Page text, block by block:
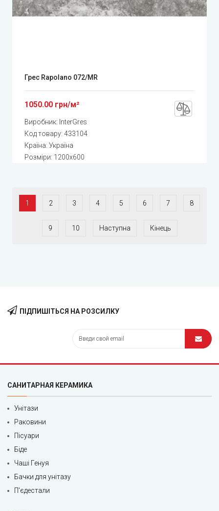
Грес Rapolano 072/MR
1050.00 грн/м²
Виробник: InterGres
Код товару: 433104
Країна: Україна
Розміри: 1200x600
1 2 3 4 5 6 7 8
9 10 Наступна Кінець
ПІДПИШІТЬСЯ НА РОЗСИЛКУ
САНИТАРНАЯ КЕРАМИКА
Унітази
Раковини
Пісуари
Біде
Чаші Генуя
Бачки для унітазу
П'єдестали